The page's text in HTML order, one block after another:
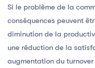
Si le problème de la
conséquences peuvent
diminution de la
une réduction de la
augmentation du